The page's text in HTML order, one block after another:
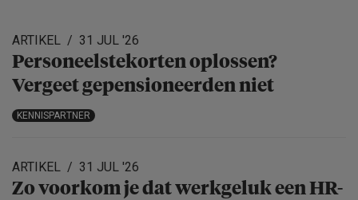
ARTIKEL 31 JUL '26
Personeels­te­korten oplossen?
Vergeet gepensio­neerden niet
KENNISPARTNER
ARTIKEL 31 JUL '26
Zo voorkom je dat werkgeluk een HR-